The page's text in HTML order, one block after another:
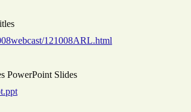
121008ARL.html
PowerPoint Slides